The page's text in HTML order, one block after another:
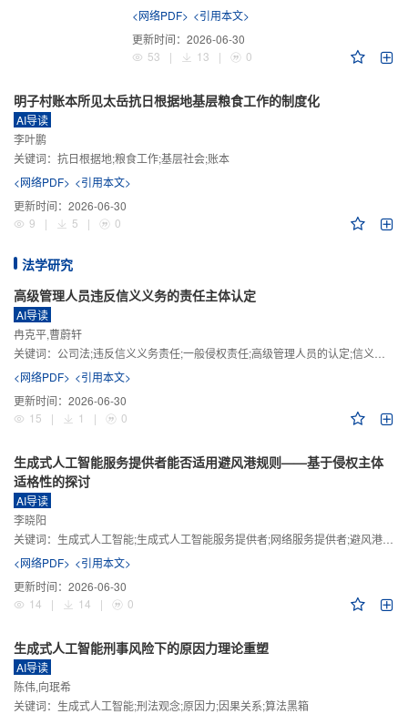
<网络PDF> <引用本文>
更新时间： 2026-06-30
53
| 13 | 0
明子村账本所见太岳抗日根据地基层粮食工作的制度化
AI导读
李叶鹏
关键词： 抗日根据地;粮食工作;基层社会;账本
<网络PDF> <引用本文>
更新时间： 2026-06-30
9
| 5 | 0
法学研究
高级管理人员违反信义义务的责任主体认定
AI导读
冉克平,曹蔚轩
关键词： 公司法;违反信义义务责任;一般侵权责任;高级管理人员的认定;信义义务
<网络PDF> <引用本文>
更新时间： 2026-06-30
15
| 1 | 0
生成式人工智能服务提供者能否适用避风港规则——基于侵权主体
适格性的探讨
AI导读
李晓阳
关键词： 生成式人工智能;生成式人工智能服务提供者;网络服务提供者;避风港规则;版权责任
<网络PDF> <引用本文>
更新时间： 2026-06-30
14
| 14 | 0
生成式人工智能刑事风险下的原因力理论重塑
AI导读
陈伟,向珉希
关键词： 生成式人工智能;刑法观念;原因力;因果关系;算法黑箱